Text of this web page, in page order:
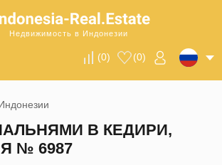
Недвижимость в Индонезии
(0) (0)
В КЕДИРИ,
№ 6987